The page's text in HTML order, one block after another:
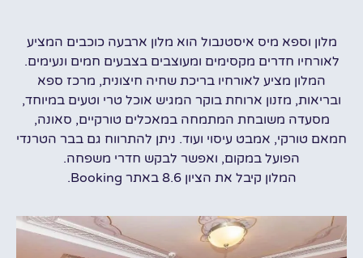
מלון וספא מיס איסטנבול הוא מלון ארבעה כוכבים המציע
לאורחיו חדרים מקסימים ומעוצבים בצבעים חמים ונעימים.
המלון מציע לאורחיו בריכת שחיה חיצונית, מרכז ספא
ובריאות, מזנון ארוחת בוקר המגיש אוכל טרי וטעים במיוחד,
מסעדה משובחת המתמחה במאכלים טורקיים, סאונה,
חמאם טורקי, אמבט עיסוי ועוד. ניתן להתרווח גם בבר הטרנדי
הפועל במקום, ואפשר לבקש חדרי משפחה.
המלון קיבל את הציון 8.6 באתר Booking.